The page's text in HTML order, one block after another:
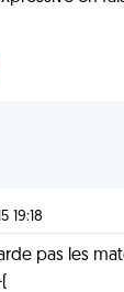
19:18
pas les